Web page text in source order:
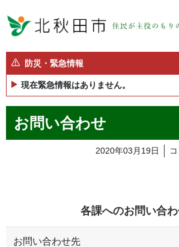
防災・緊急情報
現在緊急情報はありません。
お問い合わせ
2020年03月19日
各課へのお問い合
お問い合わせ先